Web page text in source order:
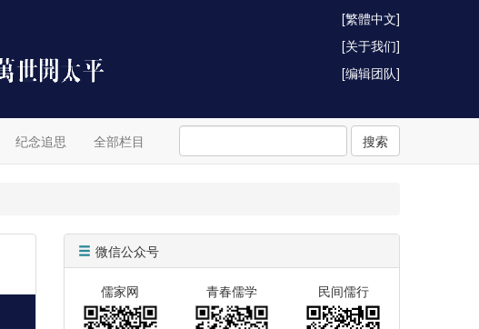
[繁體中文]
[关于我们]
[编辑团队]
纪念追思 全部栏目 搜索
微信公众号
儒家网 青春儒学 民间儒行